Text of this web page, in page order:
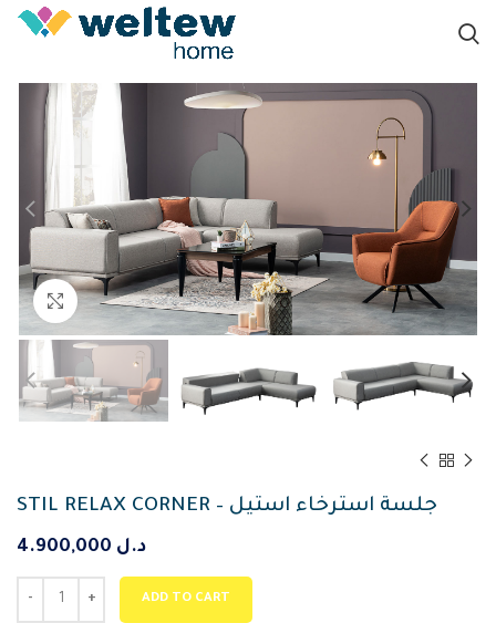
Click to enlarge
STIL RELAX CORNER – جلسة استرخاء استيل
د.ل
ADD TO CART